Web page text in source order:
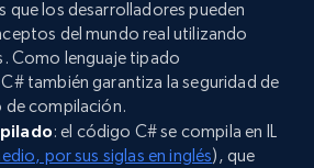
que los desarrolladores pueden
del mundo real utilizando
Como lenguaje tipado
también garantiza la seguridad de
compilación.
: el código C# se compila en IL
por sus siglas en inglés), que